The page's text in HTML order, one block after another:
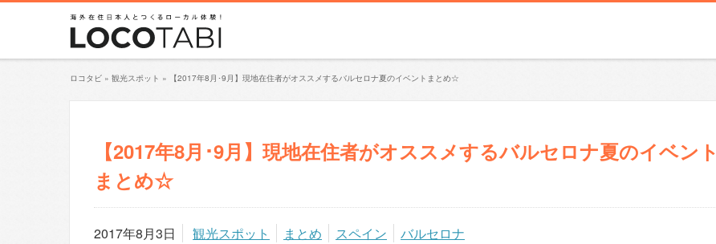
ロコタビ » 観光スポット » 【2017年8月･9月】現地在住者がオススメするバルセロナ夏のイベントまとめ☆
【2017年8月･9月】現地在住者がオススメするバルセロナ夏のイベント
まとめ☆
2017年8月3日 観光スポット まとめ スペイン バルセロナ